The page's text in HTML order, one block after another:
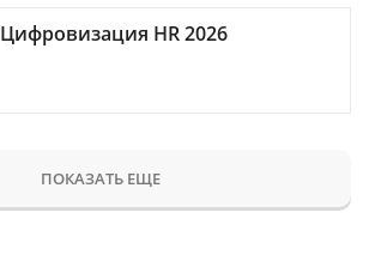
Цифровизация HR 2026
ПОКАЗАТЬ ЕЩЕ